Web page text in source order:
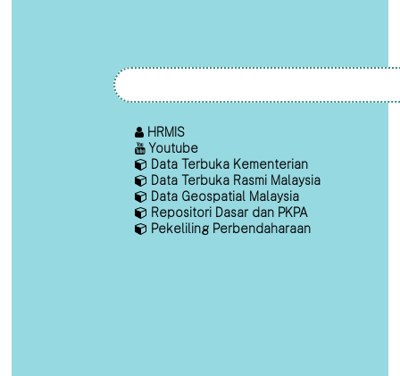
HRMIS
Youtube
Data Terbuka Kementerian
Data Terbuka Rasmi Malaysia
Data Geospatial Malaysia
Repositori Dasar dan PKPA
Pekeliling Perbendaharaan